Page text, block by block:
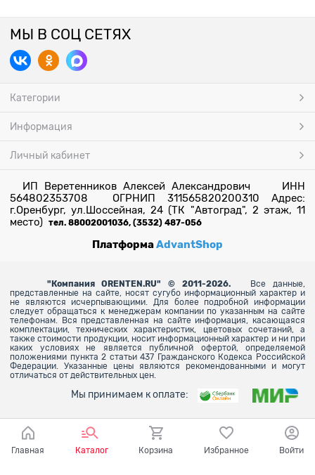
МЫ В СОЦ СЕТЯХ
Категории
Информация
Личный кабинет
ИП Веретенников Алексей Александрович ИНН
564802353708 ОГРНИП 311565820200310 Адрес:
г.Оренбург, ул.Шоссейная, 24 (ТК "Автоград", 2 этаж, 11
место) тел. 88002001036, (3532) 487-056
ПлатформаAdvantShop
" Компания ORENTEN.RU" © 2011-2026.
Все данные,
представленные на сайте, носят сугубо информационный характер и
не являются исчерпывающими. Для более подробной информации
следует обращаться к менеджерам компании по указанным на сайте
телефонам. Вся представленная на сайте информация, касающаяся
комплектации, технических характеристик, цветовых сочетаний, а
также стоимости продукции, носит информационный характер и ни при
каких условиях не является публичной офертой, определяемой
положениями пункта 2 статьи 437 Гражданского Кодекса Российской
Федерации. Указанные цены являются рекомендованными и могут
отличаться от действительных цен.
Мы принимаем к оплате:
Главная Каталог Корзина Избранное Войти